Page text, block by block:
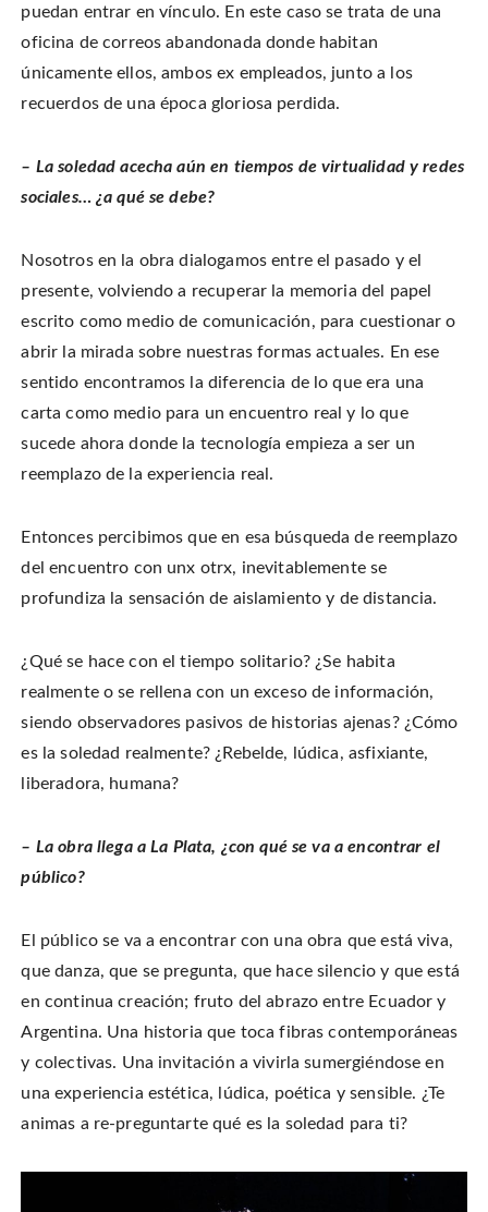
puedan entrar en vínculo. En este caso se trata de una
oficina de correos abandonada donde habitan
únicamente ellos, ambos ex empleados, junto a los
recuerdos de una época gloriosa perdida.
– La soledad acecha aún en tiempos de virtualidad y redes
sociales… ¿a qué se debe?
Nosotros en la obra dialogamos entre el pasado y el
presente, volviendo a recuperar la memoria del papel
escrito como medio de comunicación, para cuestionar o
abrir la mirada sobre nuestras formas actuales. En ese
sentido encontramos la diferencia de lo que era una
carta como medio para un encuentro real y lo que
sucede ahora donde la tecnología empieza a ser un
reemplazo de la experiencia real.
Entonces percibimos que en esa búsqueda de reemplazo
del encuentro con unx otrx, inevitablemente se
profundiza la sensación de aislamiento y de distancia.
¿Qué se hace con el tiempo solitario? ¿Se habita
realmente o se rellena con un exceso de información,
siendo observadores pasivos de historias ajenas? ¿Cómo
es la soledad realmente? ¿Rebelde, lúdica, asfixiante,
liberadora, humana?
– La obra llega a La Plata, ¿con qué se va a encontrar el
público?
El público se va a encontrar con una obra que está viva,
que danza, que se pregunta, que hace silencio y que está
en continua creación; fruto del abrazo entre Ecuador y
Argentina. Una historia que toca fibras contemporáneas
y colectivas. Una invitación a vivirla sumergiéndose en
una experiencia estética, lúdica, poética y sensible. ¿Te
animas a re-preguntarte qué es la soledad para ti?